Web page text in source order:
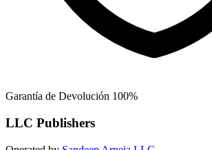
Garantía de Devolución 100%
LLC Publishers